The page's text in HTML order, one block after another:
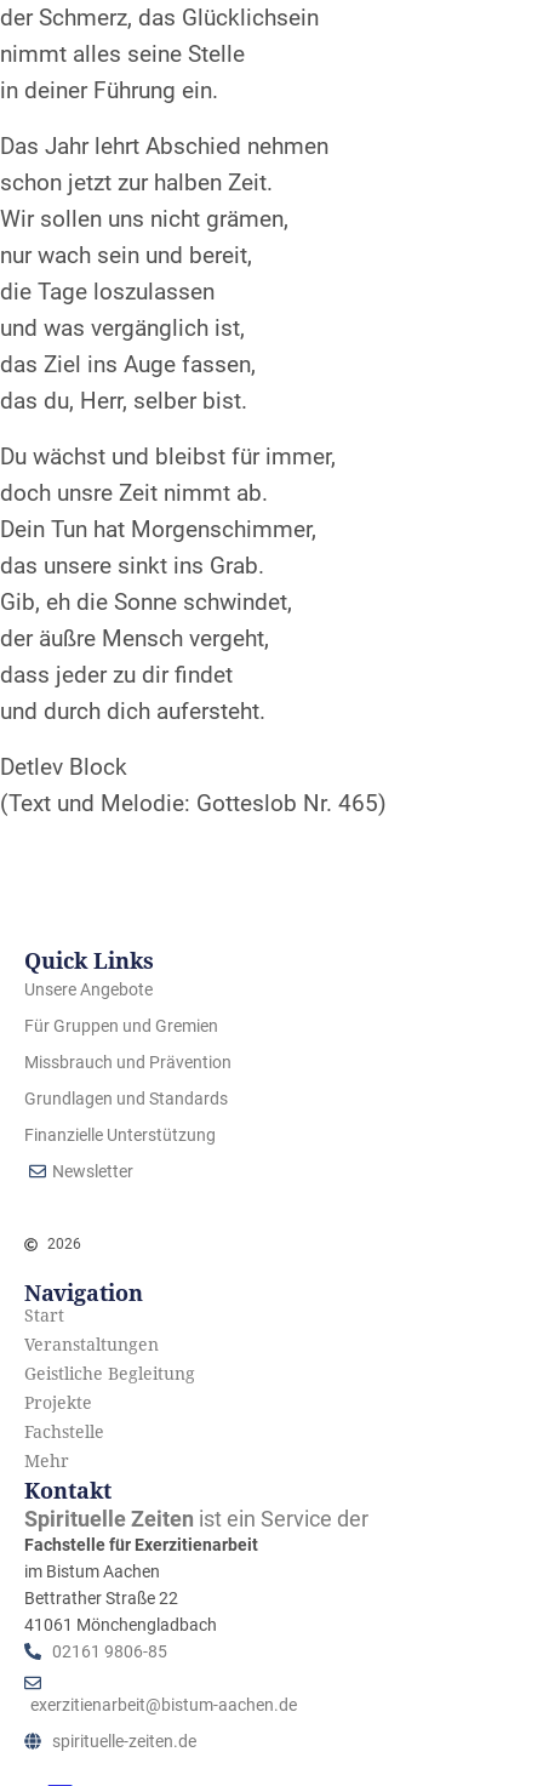
der Schmerz, das Glücklichsein
nimmt alles seine Stelle
in deiner Führung ein.
Das Jahr lehrt Abschied nehmen
schon jetzt zur halben Zeit.
Wir sollen uns nicht grämen,
nur wach sein und bereit,
die Tage loszulassen
und was vergänglich ist,
das Ziel ins Auge fassen,
das du, Herr, selber bist.
Du wächst und bleibst für immer,
doch unsre Zeit nimmt ab.
Dein Tun hat Morgenschimmer,
das unsere sinkt ins Grab.
Gib, eh die Sonne schwindet,
der äußre Mensch vergeht,
dass jeder zu dir findet
und durch dich aufersteht.
Detlev Block
(Text und Melodie: Gotteslob Nr. 465)
Quick Links
Unsere Angebote
Für Gruppen und Gremien
Missbrauch und Prävention
Grundlagen und Standards
Finanzielle Unterstützung
Newsletter
2026
Navigation
Start
Veranstaltungen
Geistliche Begleitung
Projekte
Fachstelle
Mehr
Kontakt
Spirituelle Zeiten ist ein Service der
Fachstelle für Exerzitienarbeit
im Bistum Aachen
Bettrather Straße 22
41061 Mönchengladbach
02161 9806-85
exerzitienarbeit@bistum-aachen.de
spirituelle-zeiten.de